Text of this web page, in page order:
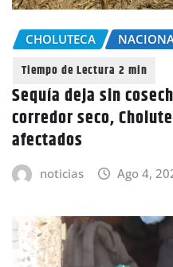
CHOLUTECA
Sequía deja sin
corredor seco,
afectados
noticias Ago 4,